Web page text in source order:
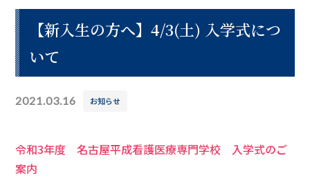
【新入生の方へ】4/3(土) 入学式につ
いて
2021.03.16 お知らせ
令和3年度 名古屋平成看護医療専門学校 入学式のご
案内